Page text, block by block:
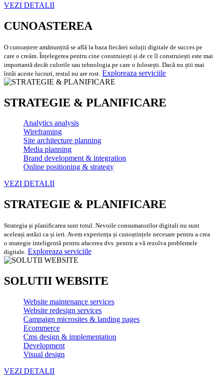
VEZI DETALII
CUNOASTEREA
O cunoaștere amănunțită se află la baza fiecărei soluții digitale de succes pe
care o creăm. Înțelegerea pentru cine construiești și de ce îl construiești este mai
importantă decât culorile sau tehnologia pe care o folosești. Dacă nu știi mai
întâi aceste lucruri, restul nu are rost. Exploreaza serviciile
STRATEGIE & PLANIFICARE
Analytics analysis
Wireframing
Site architecture planning
Media planning
Brand development & integration
Online positioning & strategy
VEZI DETALII
STRATEGIE & PLANIFICARE
Strategia și planificarea sunt totul. Nevoile consumatorilor digitali nu sunt
aceleași astăzi ca și ieri. Avem experiența și cunoștințele necesare pentru a crea
o strategie inteligentă pentru afacerea dvs. pentru a vă rezolva problemele
digitale. Exploreaza serviciile
SOLUTII WEBSITE
Website maintenance services
Website redesign services
Campaign microsites & landing pages
Ecommerce
Cms design & implementation
Development
Visual design
VEZI DETALII